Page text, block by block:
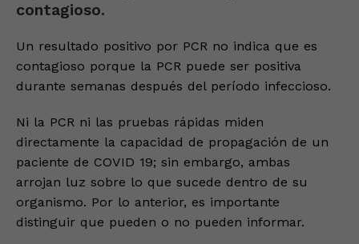
contagioso.
Un resultado positivo por PCR no indica que es
contagioso porque la PCR puede ser positiva
durante semanas después del período infeccioso.
Ni la PCR ni las pruebas rápidas miden
directamente la capacidad de propagación de un
paciente de COVID 19; sin embargo, ambas
arrojan luz sobre lo que sucede dentro de su
organismo. Por lo anterior, es importante
distinguir que pueden o no pueden informar.